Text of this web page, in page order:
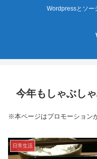
Wordpressとソー
今年もしゃぶし
※本ページはプロモーション
日常生活